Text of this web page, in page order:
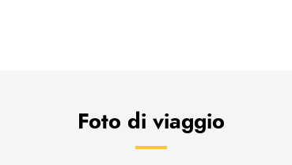
Foto di viaggio